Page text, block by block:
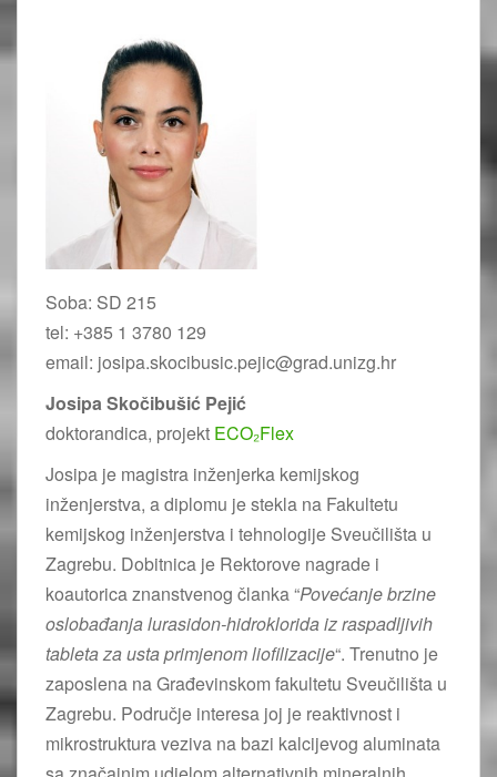
Soba: SD 215
tel: +385 1 3780 129
email: josipa.skocibusic.pejic@grad.unizg.hr
Josipa Skočibušić Pejić
doktorandica, projekt ECO₂Flex
Josipa je magistra inženjerka kemijskog
inženjerstva, a diplomu je stekla na Fakultetu
kemijskog inženjerstva i tehnologije Sveučilišta u
Zagrebu. Dobitnica je Rektorove nagrade i
koautorica znanstvenog članka “Povećanje brzine
oslobađanja lurasidon-hidroklorida iz raspadljivih
tableta za usta primjenom liofilizacije“. Trenutno je
zaposlena na Građevinskom fakultetu Sveučilišta u
Zagrebu. Područje interesa joj je reaktivnost i
mikrostruktura veziva na bazi kalcijevog aluminata